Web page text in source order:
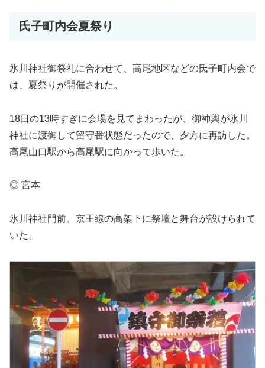
氏子町内会夏祭り
氷川神社御祭礼に合わせて、高尾地区などの氏子町内会で
は、夏祭りが開催された。
18日の13時すぎに会場を見てまわったが、御神輿が氷川
神社に渡御して留守番状態だったので、夕方に再訪した。
高尾山口駅から高尾駅に向かって歩いた。
◎ 宮本
氷川神社門前、京王線の高架下に祭壇と舞台が設けられて
いた。